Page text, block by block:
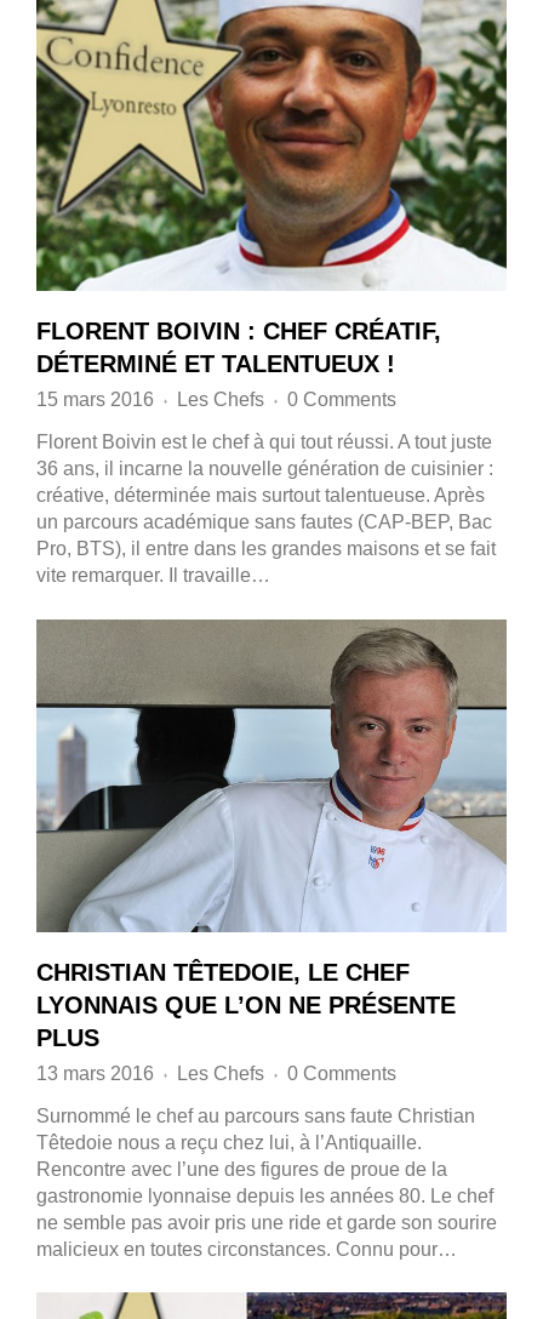
FLORENT BOIVIN : CHEF CRÉATIF,
DÉTERMINÉ ET TALENTUEUX !
15 mars 2016 ♦ Les Chefs ♦ 0 Comments
Florent Boivin est le chef à qui tout réussi. A tout juste
36 ans, il incarne la nouvelle génération de cuisinier :
créative, déterminée mais surtout talentueuse. Après
un parcours académique sans fautes (CAP-BEP, Bac
Pro, BTS), il entre dans les grandes maisons et se fait
vite remarquer. Il travaille…
CHRISTIAN TÊTEDOIE, LE CHEF
LYONNAIS QUE L’ON NE PRÉSENTE
PLUS
13 mars 2016 ♦ Les Chefs ♦ 0 Comments
Surnommé le chef au parcours sans faute Christian
Têtedoie nous a reçu chez lui, à l’Antiquaille.
Rencontre avec l’une des figures de proue de la
gastronomie lyonnaise depuis les années 80. Le chef
ne semble pas avoir pris une ride et garde son sourire
malicieux en toutes circonstances. Connu pour…